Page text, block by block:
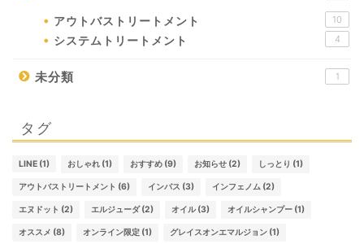
アウトバストリートメント 10
システムトリートメント 4
未分類 1
タグ
LINE (1) おしゃれ (1) おすすめ (9) お知らせ (2) しっとり (1)
アウトバストリートメント (6) インバス (3) インフェノム (2)
エヌドット (2) エルジューダ(2) オイル(3) オイルシャンプー (1)
オススメ (8) オンライン限定 (1) グレイスオンエマルジョン (1)